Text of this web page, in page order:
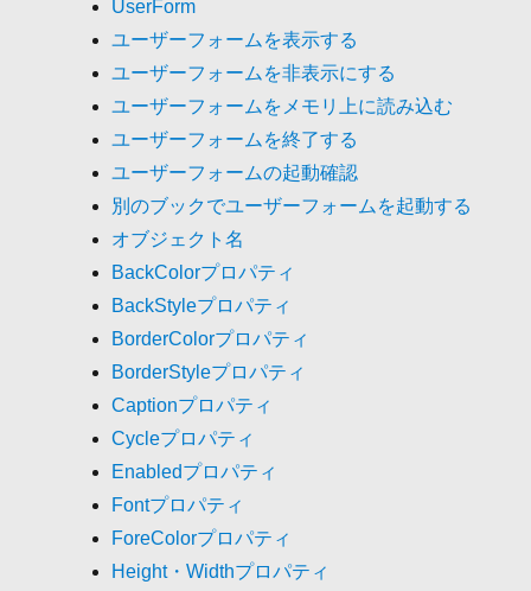
UserForm
ユーザーフォームを表示する
ユーザーフォームを非表示にする
ユーザーフォームをメモリ上に読み込む
ユーザーフォームを終了する
ユーザーフォームの起動確認
別のブックでユーザーフォームを起動する
オブジェクト名
BackColorプロパティ
BackStyleプロパティ
BorderColorプロパティ
BorderStyleプロパティ
Captionプロパティ
Cycleプロパティ
Enabledプロパティ
Fontプロパティ
ForeColorプロパティ
Height・Widthプロパティ